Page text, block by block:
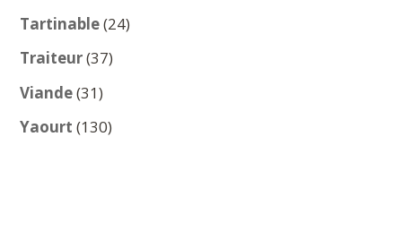
produits
Tartinable 2424
Traiteur 3737
Viande 3131
produits
Yaourt 130130